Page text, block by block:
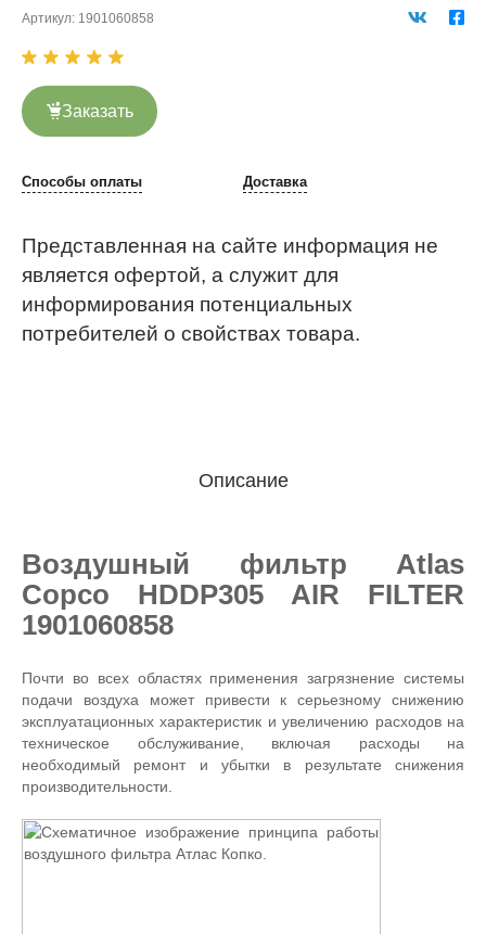
Артикул: 1901060858
Заказать
Способы оплаты Доставка
Представленная на сайте информация не
является офертой, а служит для
информирования потенциальных
потребителей о свойствах товара.
Описание
Воздушный фильтр Atlas
Copco HDDP305 AIR FILTER
1901060858
Почти во всех областях применения загрязнение системы
подачи воздуха может привести к серьезному снижению
эксплуатационных характеристик и увеличению расходов на
техническое обслуживание, включая расходы на
необходимый ремонт и убытки в результате снижения
производительности.